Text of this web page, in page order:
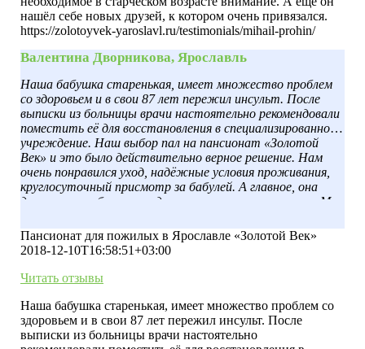
нашёл себе новых друзей, к котором очень привязался.
https://zolotoyvek-yaroslavl.ru/testimonials/mihail-prohin/
Валентина Дворникова, Ярославль
Наша бабушка старенькая, имеет множество проблем
со здоровьем и в свои 87 лет пережил инсульт. После
выписки из больницы врачи настоятельно рекомендовали
поместить её для восстановления в специализированное
учреждение. Наш выбор пал на пансионат «Золотой
Век» и это было действительно верное решение. Нам
очень понравился уход, надёжные условия проживания,
круглосуточный присмотр за бабулей. А главное, она
довольна, улыбается, ходит чистенькая, ухоженная. Мы
хочет остаться здесь, гулять на свежем воздухе, а не
находится в душной квартире. Спасибо вам большое за
Пансионат для пожилых в Ярославле «Золотой Век»
2018-12-10T16:58:51+03:00
Читать отзывы
Наша бабушка старенькая, имеет множество проблем со
здоровьем и в свои 87 лет пережил инсульт. После
выписки из больницы врачи настоятельно